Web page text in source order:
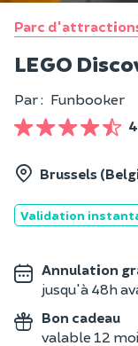
Parc
LEGO
Par : Funbooker
Brussels
Validation
Annulation
jusqu'à 48h
Bon cadeau
valable 12